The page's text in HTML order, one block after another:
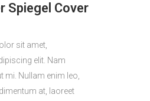
Spiegel Cover
sit amet,
elit. Nam
mi. Nullam enim leo,
at, laoreet